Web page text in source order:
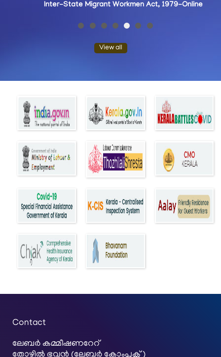
Inter-State Migrant Workmen Act, 1979-Online
View all
Contact
ലേബര്‍ കമ്മീഷണറേറ്